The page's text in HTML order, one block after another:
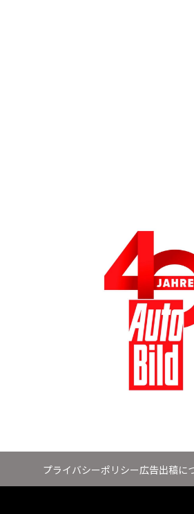
プライバシーポリシー広告出稿に